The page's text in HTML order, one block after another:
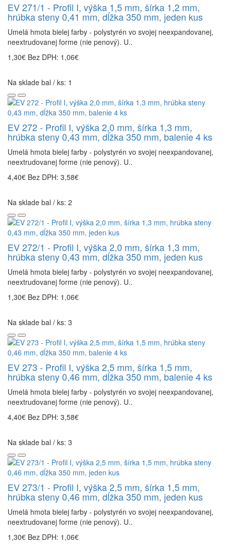
EV 271/1 - Profil I, výška 1,5 mm, šírka 1,2 mm,
hrúbka steny 0,41 mm, dĺžka 350 mm, jeden kus
Umelá hmota bielej farby - polystyrén vo svojej neexpandovanej,
neextrudovanej forme (nie penový). U..
1,30€ Bez DPH: 1,06€
Na sklade bal / ks: 1
EV 272 - Profil I, výška 2,0 mm, šírka 1,3 mm,
hrúbka steny 0,43 mm, dĺžka 350 mm, balenie 4 ks
Umelá hmota bielej farby - polystyrén vo svojej neexpandovanej,
neextrudovanej forme (nie penový). U..
4,40€ Bez DPH: 3,58€
Na sklade bal / ks: 2
EV 272/1 - Profil I, výška 2,0 mm, šírka 1,3 mm,
hrúbka steny 0,43 mm, dĺžka 350 mm, jeden kus
Umelá hmota bielej farby - polystyrén vo svojej neexpandovanej,
neextrudovanej forme (nie penový). U..
1,30€ Bez DPH: 1,06€
Na sklade bal / ks: 3
EV 273 - Profil I, výška 2,5 mm, šírka 1,5 mm,
hrúbka steny 0,46 mm, dĺžka 350 mm, balenie 4 ks
Umelá hmota bielej farby - polystyrén vo svojej neexpandovanej,
neextrudovanej forme (nie penový). U..
4,40€ Bez DPH: 3,58€
Na sklade bal / ks: 3
EV 273/1 - Profil I, výška 2,5 mm, šírka 1,5 mm,
hrúbka steny 0,46 mm, dĺžka 350 mm, jeden kus
Umelá hmota bielej farby - polystyrén vo svojej neexpandovanej,
neextrudovanej forme (nie penový). U..
1,30€ Bez DPH: 1,06€